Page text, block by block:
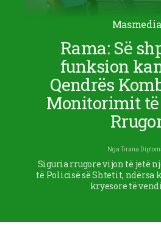
Masmedia
Rama: Së
funksion
Qendrës
Monitorimit
NgaTirana
Siguria rrugore vijon të jetë
të Policisë së Shtetit, ndërsa
kryesore të